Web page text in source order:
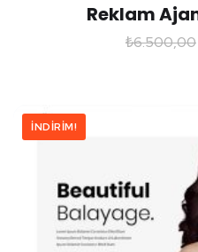
Reklam
₺6.500,00
İNDIRIM!